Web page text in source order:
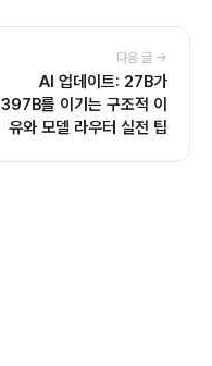
다음 글 →
AI 업데이트: 27B가
397B를 이기는 구조적 이
유와 모델 라우터 실전 팁